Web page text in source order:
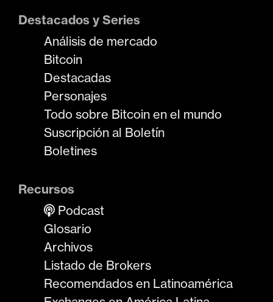
Destacados y Series
Análisis de mercado
Bitcoin
Destacadas
Personajes
Todo sobre Bitcoin en el mundo
Suscripción al Boletín
Boletines
Recursos
Podcast
Glosario
Archivos
Listado de Brokers
Recomendados en Latinoamérica